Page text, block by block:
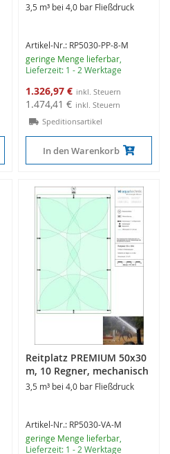
3,5 m³ bei 4,0 bar Fließdruck
Artikel-Nr.: RP5030-PP-8-M
geringe Menge lieferbar
Lieferzeit: 1 - 2 Werktage
Sonderangebot
1.326,97 €
1.474,41 €
Speditionsartikel
In den Warenkorb
Reitplatz PREMIUM 50x30
m, 10 Regner, mechanisch
3,5 m³ bei 4,0 bar Fließdruck
Artikel-Nr.: RP5030-VA-M
geringe Menge lieferbar
Lieferzeit: 1 - 2 Werktage